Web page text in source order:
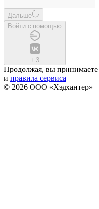
Дальше
Войти с помощью
+ 3
Продолжая, вы принимаете
и правила сервиса
© 2026 ООО «Хэдхантер»